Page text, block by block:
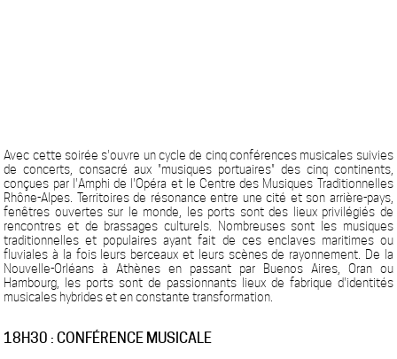
Avec cette soirée s'ouvre un cycle de cinq conférences musicales suivies
de concerts, consacré aux "musiques portuaires" des cinq continents,
conçues par l'Amphi de l'Opéra et le Centre des Musiques Traditionnelles
Rhône-Alpes. Territoires de résonance entre une cité et son arrière-pays,
fenêtres ouvertes sur le monde, les ports sont des lieux privilégiés de
rencontres et de brassages culturels. Nombreuses sont les musiques
traditionnelles et populaires ayant fait de ces enclaves maritimes ou
fluviales à la fois leurs berceaux et leurs scènes de rayonnement. De la
Nouvelle-Orléans à Athènes en passant par Buenos Aires, Oran ou
Hambourg, les ports sont de passionnants lieux de fabrique d'identités
musicales hybrides et en constante transformation.
18H30 : CONFÉRENCE MUSICALE